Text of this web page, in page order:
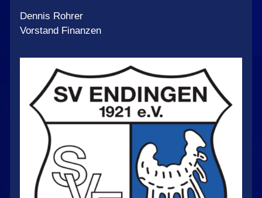
Dennis Rohrer
Vorstand Finanzen